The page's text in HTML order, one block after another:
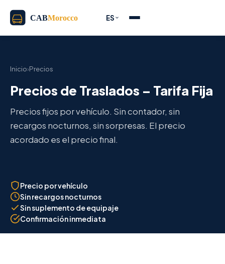
ES
Inicio›Precios
Precios de Traslados – Tarifa Fija
Precios fijos por vehículo. Sin contador, sin
recargos nocturnos, sin sorpresas. El precio
acordado es el precio final.
Precio por vehículo
Sin recargos nocturnos
Sin suplemento de equipaje
Confirmación inmediata